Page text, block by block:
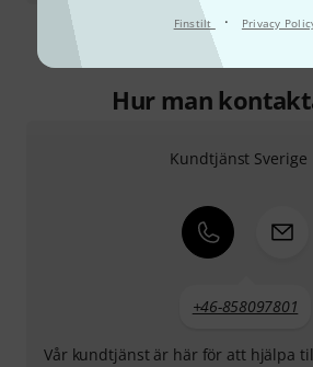
Finstilt · Privacy
Hur man
Kundtjänst Sverige
+46-858097801
Vår kundtjänst är här för att hjälpa